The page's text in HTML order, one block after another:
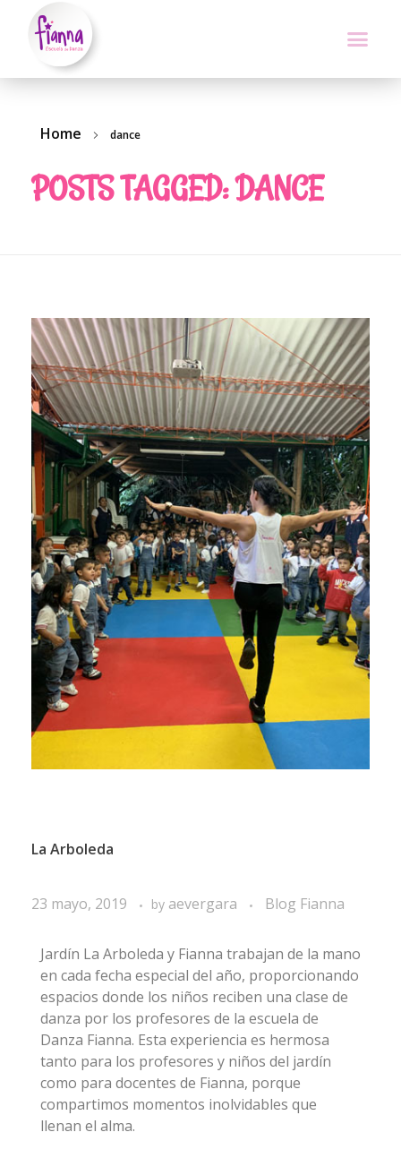
Home dance
POSTS TAGGED: DANCE
La Arboleda
23 mayo, 2019 by aevergara Blog Fianna
Jardín La Arboleda y Fianna trabajan de la mano
en cada fecha especial del año, proporcionando
espacios donde los niños reciben una clase de
danza por los profesores de la escuela de
Danza Fianna. Esta experiencia es hermosa
tanto para los profesores y niños del jardín
como para docentes de Fianna, porque
compartimos momentos inolvidables que
llenan el alma.